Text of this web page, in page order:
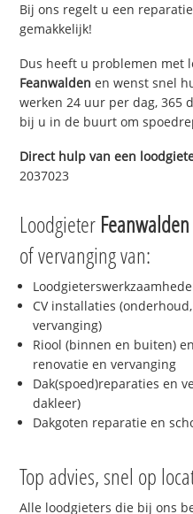
Bij ons regelt u een
gemakkelijk!
Dus heeft u problemen met
Feanwalden en wenst snel
werken 24 uur per dag, 365
bij u in de buurt om
Direct hulp van een
2037023
Loodgieter Feanwalden
of vervanging van:
CV installaties
vervanging)
Riool (binnen en buiten)
renovatie en vervanging
Dak(spoed)reparaties en
dakleer)
Dakgoten reparatie en
Top advies, snel op
Alle loodgieters die bij ons